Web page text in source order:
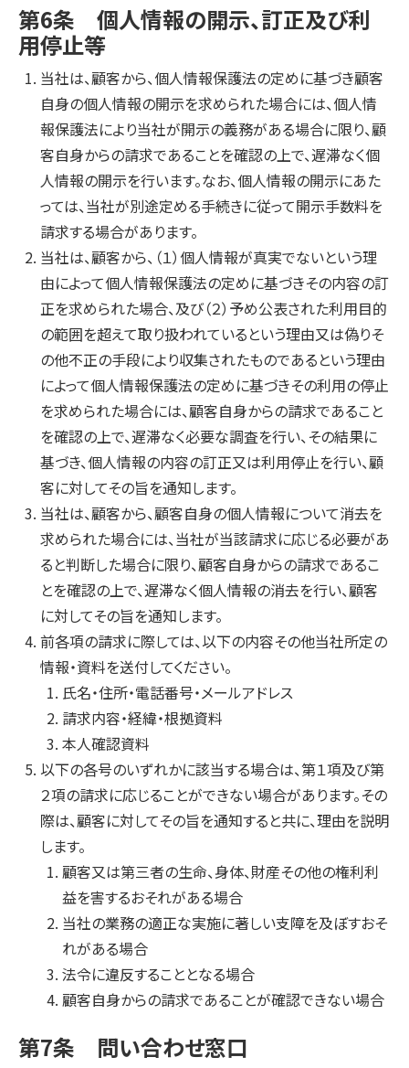
第6条 個人情報の開示、訂正及び利
用停止等
当社は、顧客から、個人情報保護法の定めに基づき顧客
自身の個人情報の開示を求められた場合には、個人情
報保護法により当社が開示の義務がある場合に限り、顧
客自身からの請求であることを確認の上で、遅滞なく個
人情報の開示を行います。なお、個人情報の開示にあた
っては、当社が別途定める手続きに従って開示手数料を
請求する場合があります。
当社は、顧客から、（１）個人情報が真実でないという理
由によって個人情報保護法の定めに基づきその内容の訂
正を求められた場合、及び（２）予め公表された利用目的
の範囲を超えて取り扱われているという理由又は偽りそ
の他不正の手段により収集されたものであるという理由
によって個人情報保護法の定めに基づきその利用の停止
を求められた場合には、顧客自身からの請求であること
を確認の上で、遅滞なく必要な調査を行い、その結果に
基づき、個人情報の内容の訂正又は利用停止を行い、顧
客に対してその旨を通知します。
当社は、顧客から、顧客自身の個人情報について消去を
求められた場合には、当社が当該請求に応じる必要があ
ると判断した場合に限り、顧客自身からの請求であるこ
とを確認の上で、遅滞なく個人情報の消去を行い、顧客
に対してその旨を通知します。
前各項の請求に際しては、以下の内容その他当社所定の
情報・資料を送付してください。
氏名・住所・電話番号・メールアドレス
請求内容・経緯・根拠資料
本人確認資料
以下の各号のいずれかに該当する場合は、第１項及び第
２項の請求に応じることができない場合があります。その
際は、顧客に対してその旨を通知すると共に、理由を説明
します。
顧客又は第三者の生命、身体、財産その他の権利利
益を害するおそれがある場合
当社の業務の適正な実施に著しい支障を及ぼすおそ
れがある場合
法令に違反することとなる場合
顧客自身からの請求であることが確認できない場合
第7条 問い合わせ窓口